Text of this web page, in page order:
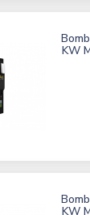
KW
KW